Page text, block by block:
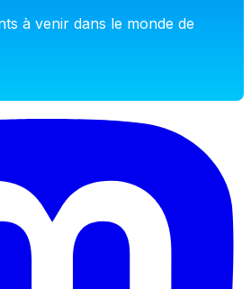
à venir dans le monde de